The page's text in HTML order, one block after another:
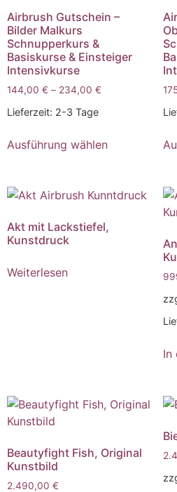
Airbrush Gutschein –
Bilder Malkurs
Schnupperkurs &
Basiskurse & Einsteiger
Intensivkurse
144,00 € – 234,00 €
Lieferzeit: 2-3 Tage
Ausführung wählenProdukt
Varianten
Die
Produktseite
Akt mit Lackstiefel,
Kunstdruck
Weiterlesen
In
Beautyfight Fish, Original
Kunstbild
2.490,00 €